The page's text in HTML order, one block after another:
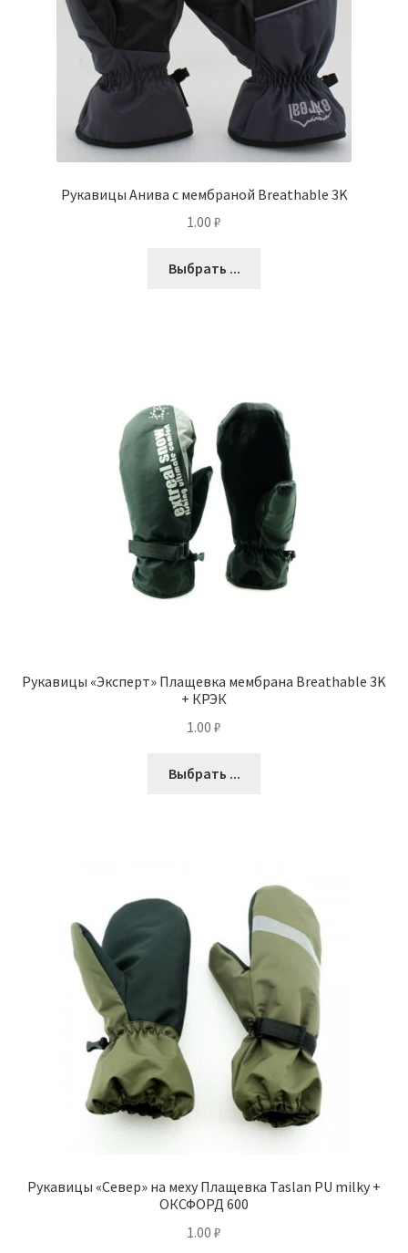
Рукавицы Анива с мембраной Breathable 3K
1.00 ₽
Выбрать ...
Рукавицы «Эксперт» Плащевка мембрана Breathable 3K
+ КРЭК
1.00 ₽
Выбрать ...
Рукавицы «Север» на меху Плащевка Taslan PU milky +
ОКСФОРД 600
1.00 ₽